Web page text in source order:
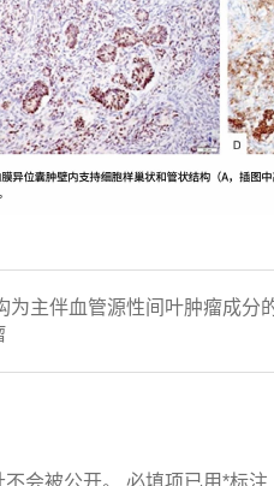
为主伴血管源性间叶肿瘤成分
会被公开。 必填项已用*标注